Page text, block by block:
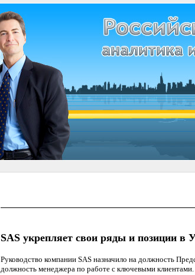
SAS укрепляет свои ряды и позиции в
Руководство компании SAS назначило на должность
должность менеджера по работе с ключевыми